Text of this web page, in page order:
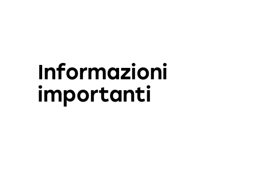
Informazioni
importanti